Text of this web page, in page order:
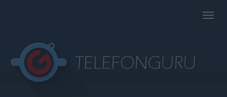
Toggle